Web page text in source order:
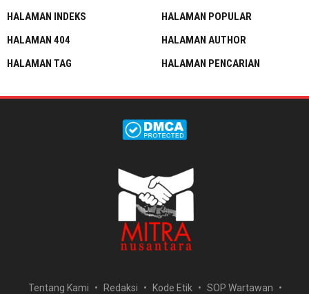
HALAMAN INDEKS
HALAMAN POPULAR
HALAMAN 404
HALAMAN AUTHOR
HALAMAN TAG
HALAMAN PENCARIAN
Tentang Kami Redaksi Kode Etik
SOP Wartawan